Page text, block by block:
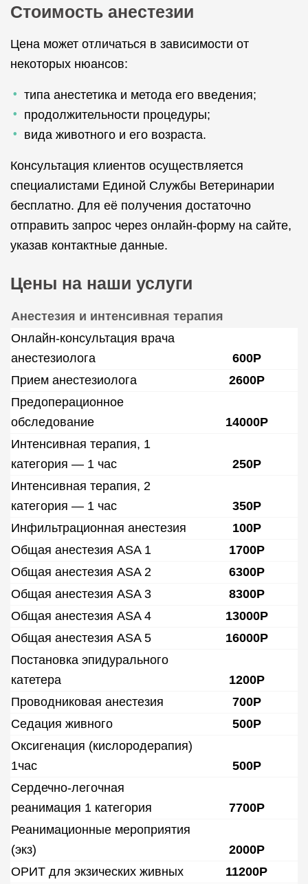
Стоимость анестезии
Цена может отличаться в зависимости от
некоторых нюансов:
типа анестетика и метода его введения;
продолжительности процедуры;
вида животного и его возраста.
Консультация клиентов осуществляется
специалистами Единой Службы Ветеринарии
бесплатно. Для её получения достаточно
отправить запрос через онлайн-форму на сайте,
указав контактные данные.
Цены на наши услуги
Анестезия и интенсивная терапия
Онлайн-консультация врача
анестезиолога
600Р
Прием анестезиолога
2600Р
Предоперационное
обследование
14000Р
Интенсивная терапия, 1
категория — 1 час
250Р
Интенсивная терапия, 2
категория — 1 час
350Р
Инфильтрационная анестезия
100Р
Общая анестезия ASA 1
1700Р
Общая анестезия ASA 2
6300Р
Общая анестезия ASA 3
8300Р
Общая анестезия ASA 4
13000Р
Общая анестезия ASA 5
16000Р
Постановка эпидурального
катетера
1200Р
Проводниковая анестезия
700Р
Седация живного
500Р
Оксигенация (кислородерапия)
1час
500Р
Сердечно-легочная
реанимация 1 категория
7700Р
Реанимационные мероприятия
(экз)
2000Р
ОРИТ для экзических живных
11200Р